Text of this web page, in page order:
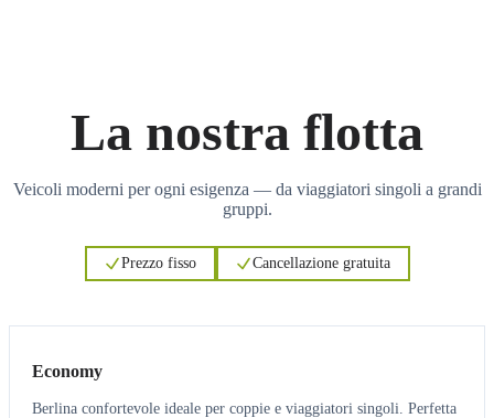
La nostra flotta
Veicoli moderni per ogni esigenza — da viaggiatori singoli a grandi
gruppi.
Prezzo fisso Cancellazione gratuita
Economy
Berlina confortevole ideale per coppie e viaggiatori singoli. Perfetta